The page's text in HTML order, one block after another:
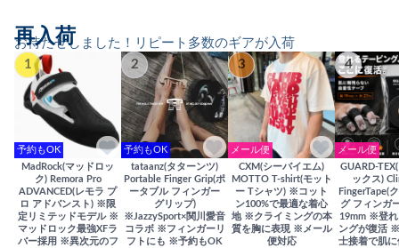
お待たせしました！リピート多数のギアが入荷
再入荷
1
予約もOK
MadRock(マッドロッ
ク) Remora Pro
ADVANCED(レモラ プ
ロ アドバンスト) ※限
定リミテッドモデル ※
マッドロック最強XFラ
バー採用 ※異次元のフ
2
予約もOK
tataanz(タターンツ)
Portable Finger Grip(ポ
ータブル フィンガー
グリップ)
※JazzySport×関川愛音
コラボ ※フィンガーリ
フトにも ※予約もOK
3
メール便
CXM(シーバイエム)
MOTTO T-shirt(モット
ー Tシャツ) ※コット
ン100%で最適な着心
地 ※クライミングの本
質を胸に表現 ※メール
便対応
4
メール便
GUARD-
ックス)
FingerTape(
グ フィンガ
19mm ※登れ
ングが復活
士接着で肌